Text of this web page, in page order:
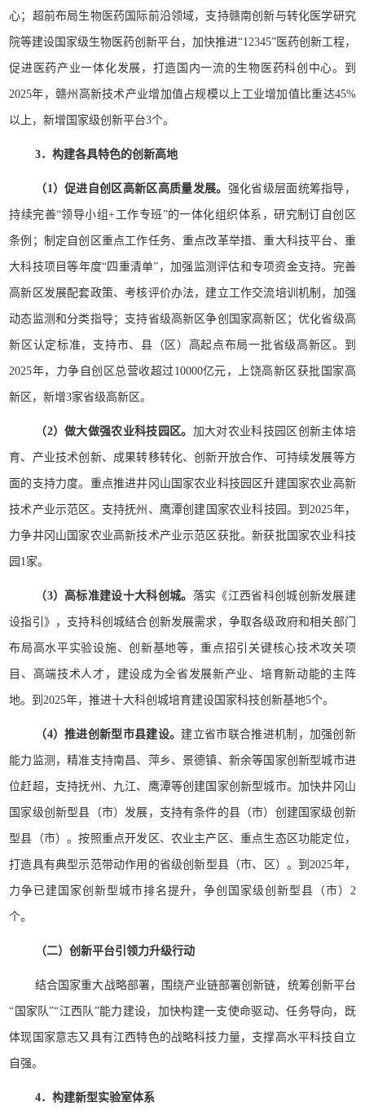
心；超前布局生物医药国际前沿领域，支持赣南创新与转化医学研究
院等建设国家级生物医药创新平台，加快推进“12345”医药创新工程，
促进医药产业一体化发展，打造国内一流的生物医药科创中心。到
2025年，赣州高新技术产业增加值占规模以上工业增加值比重达45%
以上，新增国家级创新平台3个。
3．构建各具特色的创新高地
（1）促进自创区高新区高质量发展。 强化省级层面统筹指导，
持续完善“领导小组+工作专班”的一体化组织体系，研究制订自创区
条例；制定自创区重点工作任务、重点改革举措、重大科技平台、重
大科技项目等年度“四重清单”，加强监测评估和专项资金支持。完善
高新区发展配套政策、考核评价办法，建立工作交流培训机制，加强
动态监测和分类指导；支持省级高新区争创国家高新区；优化省级高
新区认定标准，支持市、县（区）高起点布局一批省级高新区。到
2025年，力争自创区总营收超过10000亿元，上饶高新区获批国家高
新区，新增3家省级高新区。
（2）做大做强农业科技园区。 加大对农业科技园区创新主体培
育、产业技术创新、成果转移转化、创新开放合作、可持续发展等方
面的支持力度。重点推进井冈山国家农业科技园区升建国家农业高新
技术产业示范区。支持抚州、鹰潭创建国家农业科技园。到2025年，
力争井冈山国家农业高新技术产业示范区获批。新获批国家农业科技
园1家。
（3）高标准建设十大科创城。 落实《江西省科创城创新发展建
设指引》，支持科创城结合创新发展需求，争取各级政府和相关部门
布局高水平实验设施、创新基地等，重点招引关键核心技术攻关项
目、高端技术人才，建设成为全省发展新产业、培育新动能的主阵
地。到2025年，推进十大科创城培育建设国家科技创新基地5个。
（4）推进创新型市县建设。 建立省市联合推进机制，加强创新
能力监测，精准支持南昌、萍乡、景德镇、新余等国家创新型城市进
位赶超，支持抚州、九江、鹰潭等创建国家创新型城市。加快井冈山
国家级创新型县（市）发展，支持有条件的县（市）创建国家级创新
型县（市）。按照重点开发区、农业主产区、重点生态区功能定位，
打造具有典型示范带动作用的省级创新型县（市、区）。到2025年，
力争已建国家创新型城市排名提升，争创国家级创新型县（市）2
个。
（二）创新平台引领力升级行动
结合国家重大战略部署，围绕产业链部署创新链，统筹创新平台
“国家队”“江西队”能力建设，加快构建一支使命驱动、任务导向，既
体现国家意志又具有江西特色的战略科技力量，支撑高水平科技自立
自强。
4．构建新型实验室体系